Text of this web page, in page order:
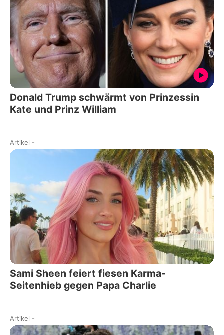
Donald Trump schwärmt von Prinzessin
Kate und Prinz William
Artikel -
Sami Sheen feiert fiesen Karma-
Seitenhieb gegen Papa Charlie
Artikel -